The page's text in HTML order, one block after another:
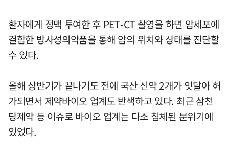
환자에게 정맥 투여한 후 PET-CT 촬영을 하면 암세포에
결합한 방사성의약품을 통해 암의 위치와 상태를 진단할
수 있다.
올해 상반기가 끝나기도 전에 국산 신약 2개가 잇달아 허
가되면서 제약바이오 업계도 반색하고 있다. 최근 삼천
당제약 등 이슈로 바이오 업계는 다소 침체된 분위기에
있었다.